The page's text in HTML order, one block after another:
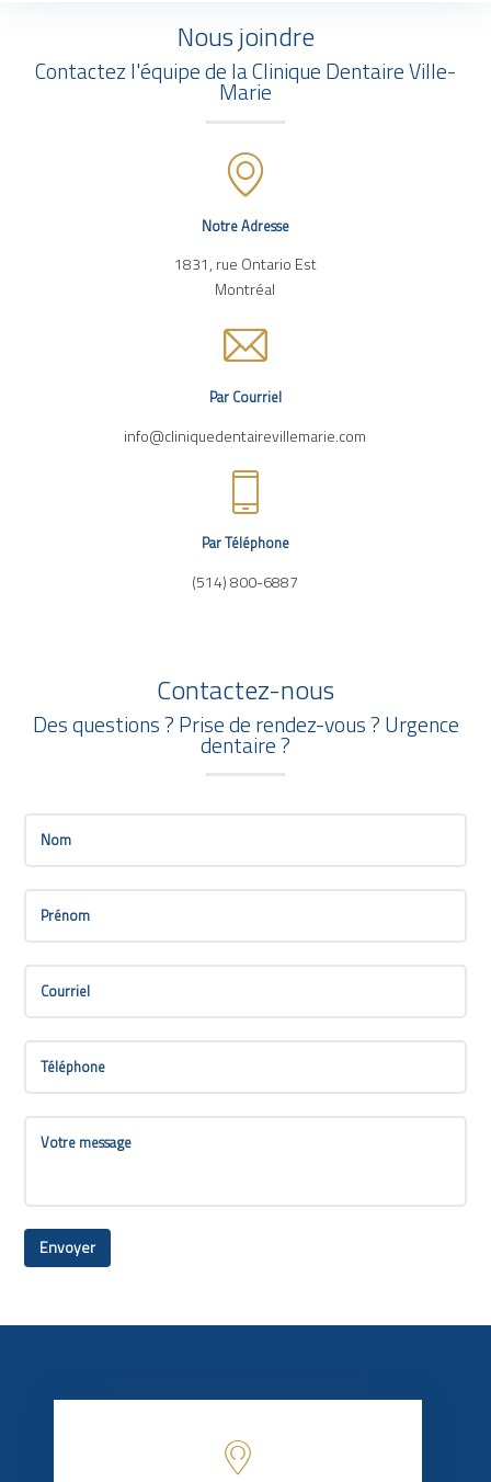
Nous joindre
Contactez l'équipe de la Clinique Dentaire Ville-
Marie
Notre Adresse
1831, rue Ontario Est
Montréal
Par Courriel
info@cliniquedentairevillemarie.com
Par Téléphone
(514) 800-6887
Contactez-nous
Des questions ? Prise de rendez-vous ? Urgence
dentaire ?